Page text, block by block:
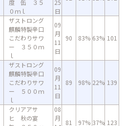
度 缶 ３５
０ｍｌ
25
日
ザストロング
麒麟特製辛口
こだわりサワ
ー ３５０ｍ
ｌ
09
月
11
日
90 83% 63% 101
ザストロング
麒麟特製辛口
こだわりサワ
ー ５００ｍ
ｌ
09
月
11
日
89 98% 22% 139
クリアアサ
ヒ 秋の宴
08
月
81 97% 37% 123